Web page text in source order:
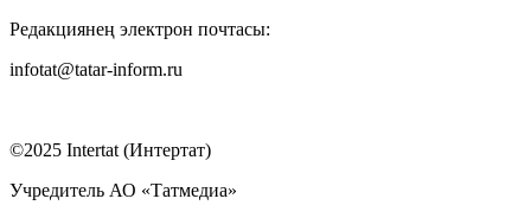
Редакциянең электрон почтасы:
infotat@tatar-inform.ru
©2025 Intertat (Интертат)
Учредитель АО «Татмедиа»